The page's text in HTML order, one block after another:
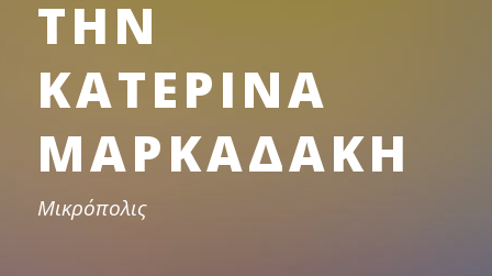
ΤΗΝ
ΚΑΤΕΡΙΝΑ
ΜΑΡΚΑΔΑΚΗ
Μικρόπολις